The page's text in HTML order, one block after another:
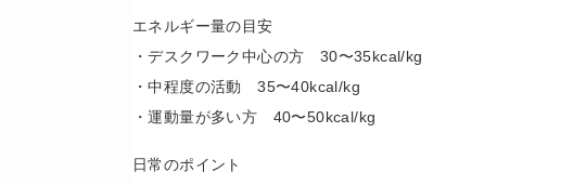
エネルギー量の目安
・デスクワーク中心の方 30〜35kcal/kg
・中程度の活動 35〜40kcal/kg
・運動量が多い方 40〜50kcal/kg
日常のポイント